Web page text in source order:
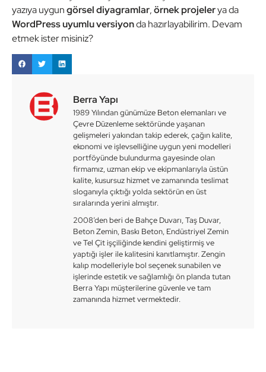
yazıya uygungörsel diyagramlar,örnek projelerya da
WordPress uyumlu versiyonda hazırlayabilirim. Devam
etmek ister misiniz?
Berra Yapı
1989 Yılından günümüze Beton elemanları ve
Çevre Düzenleme sektöründe yaşanan
gelişmeleri yakından takip ederek, çağın kalite,
ekonomi ve işlevselliğine uygun yeni modelleri
portföyünde bulundurma gayesinde olan
firmamız, uzman ekip ve ekipmanlarıyla üstün
kalite, kusursuz hizmet ve zamanında teslimat
sloganıyla çıktığı yolda sektörün en üst
sıralarında yerini almıştır.
2008’den beri de Bahçe Duvarı, Taş Duvar,
Beton Zemin, Baskı Beton, Endüstriyel Zemin
ve Tel Çit işçiliğinde kendini geliştirmiş ve
yaptığı işler ile kalitesini kanıtlamıştır. Zengin
kalıp modelleriyle bol seçenek sunabilen ve
işlerinde estetik ve sağlamlığı ön planda tutan
Berra Yapı müşterilerine güvenle ve tam
zamanında hizmet vermektedir.